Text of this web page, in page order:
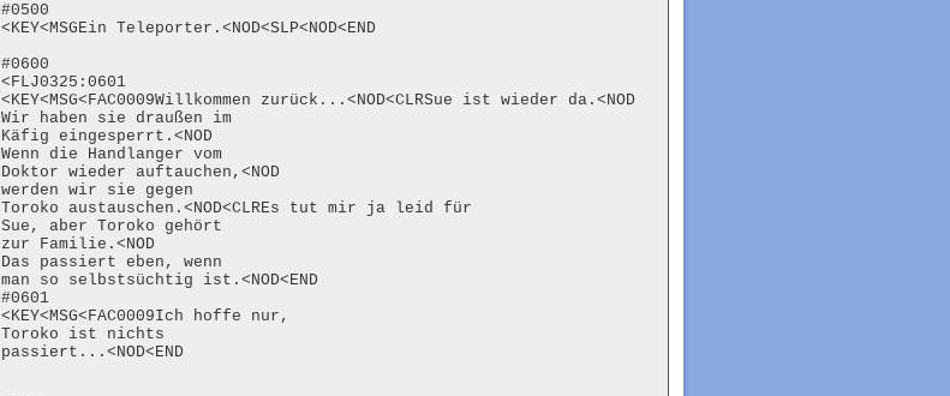
#0500
<KEY<MSGEin Teleporter.<NOD<SLP<NOD<END
#0600
<FLJ0325:0601
<KEY<MSG<FAC0009Willkommen zurück...<NOD<CLRSue ist wieder da.<NOD
Wir haben sie draußen im
Käfig eingesperrt.<NOD
Wenn die Handlanger vom
Doktor wieder auftauchen,<NOD
werden wir sie gegen
Toroko austauschen.<NOD<CLREs tut mir ja leid für
Sue, aber Toroko gehört
zur Familie.<NOD
Das passiert eben, wenn
man so selbstsüchtig ist.<NOD<END
#0601
<KEY<MSG<FAC0009Ich hoffe nur,
Toroko ist nichts
passiert...<NOD<END